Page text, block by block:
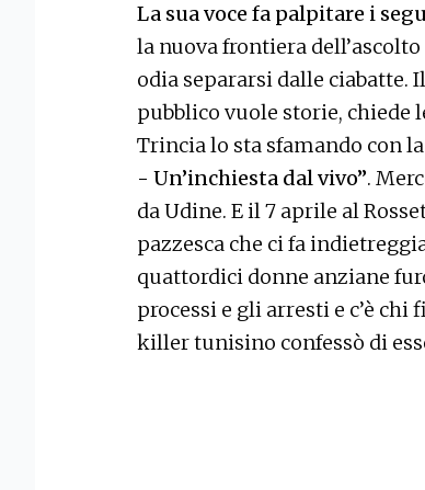
La sua voce fa palpitare i
la nuova frontiera
odia separarsi dalle ciabatte.
pubblico vuole storie, chiede
Trincia lo sta sfamando con
- Un’inchiesta dal vivo”.
da Udine. E il 7 aprile al
pazzesca che ci fa
quattordici donne anziane
processi e gli arresti e c’è
killer tunisino confessò di